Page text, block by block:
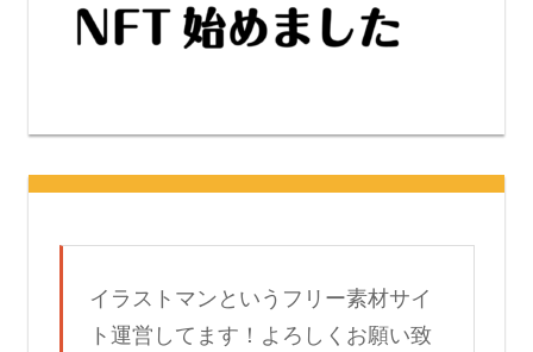
イラストマンというフリー素材サイ
ト運営してます！よろしくお願い致